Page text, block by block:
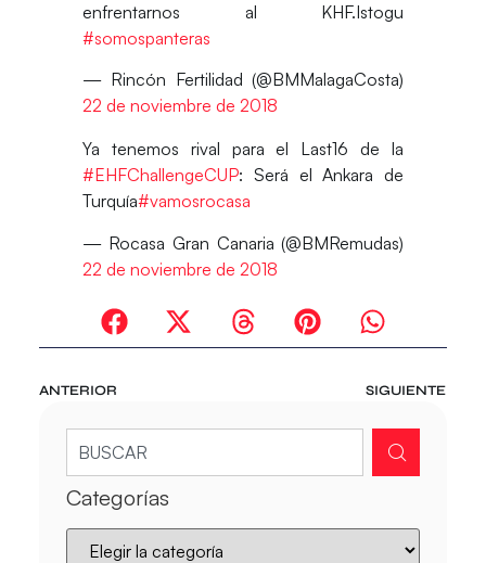
enfrentarnos al KHF.Istogu
#somospanteras
— Rincón Fertilidad (@BMMalagaCosta)
22 de noviembre de 2018
Ya tenemos rival para el Last16 de la
#EHFChallengeCUP: Será el Ankara de
Turquía#vamosrocasa
— Rocasa Gran Canaria (@BMRemudas)
22 de noviembre de 2018
ANTERIOR SIGUIENTE
Categorías